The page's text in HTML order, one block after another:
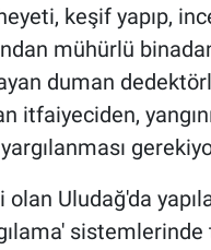
keşif yapıp,
mühürlü
duman
itfaiyeciden,
Uludağ'da